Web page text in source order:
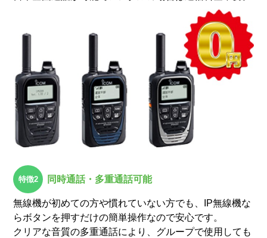
同時通話・多重通話可能
無線機が初めての方や慣れていない方でも、IP無線機な
らボタンを押すだけの簡単操作なので安心です。
クリアな音質の多重通話により、グループで使用しても